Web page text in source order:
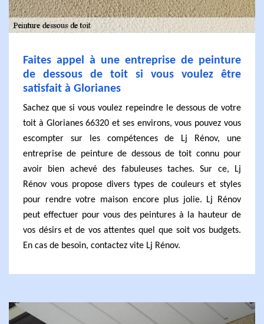
Faites appel à une entreprise de peinture
de dessous de toit si vous voulez être
satisfait à Glorianes
Sachez que si vous voulez repeindre le dessous de votre
toit à Glorianes 66320 et ses environs, vous pouvez vous
escompter sur les compétences de Lj Rénov, une
entreprise de peinture de dessous de toit connu pour
avoir bien achevé des fabuleuses taches. Sur ce, Lj
Rénov vous propose divers types de couleurs et styles
pour rendre votre maison encore plus jolie. Lj Rénov
peut effectuer pour vous des peintures à la hauteur de
vos désirs et de vos attentes quel que soit vos budgets.
En cas de besoin, contactez vite Lj Rénov.